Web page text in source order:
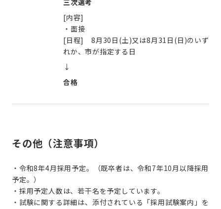
三次選考
[内容]
・面接
[日程] 8月30日(土)又は8月31日(日)のいず
れか、市が指定する日
↓
合格
その他（注意事項）
・令和8年4月採用予定。（既卒者は、令和7年10月以降採用
予定。）
・採用予定人数は、若干名を予定しています。
・試験に関する詳細は、添付されている「採用試験案内」を